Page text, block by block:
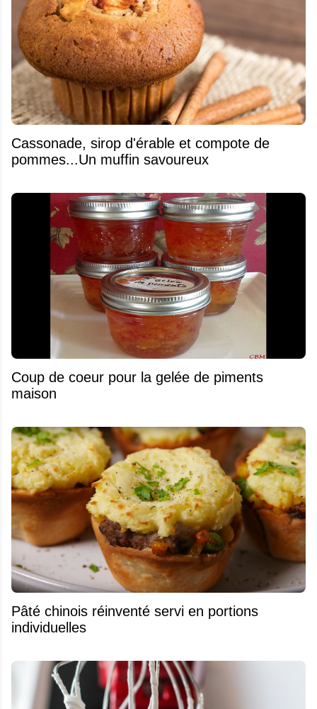
​Cassonade, sirop d'érable et compote de
pommes...Un muffin savoureux
Coup de coeur pour la gelée de piments
maison
Pâté chinois réinventé servi en portions
individuelles